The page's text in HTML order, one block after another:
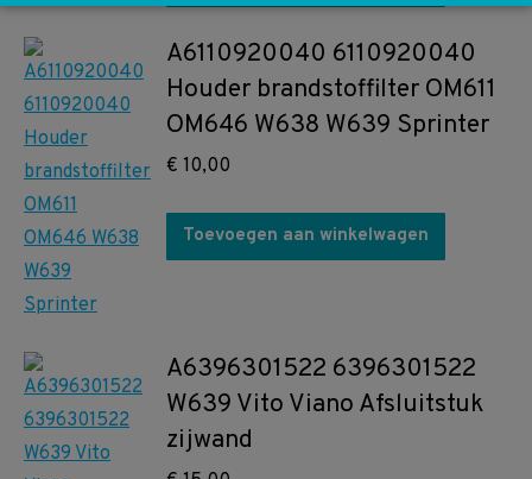
A6110920040 6110920040
Houder brandstoffilter OM611
OM646 W638 W639 Sprinter
€ 10,00
Toevoegen aan winkelwagen
A6396301522 6396301522
W639 Vito Viano Afsluitstuk
zijwand